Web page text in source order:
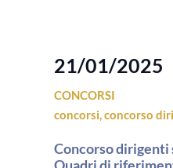
21/01/2025
CONCORSI
concorsi,concorso
Concorso